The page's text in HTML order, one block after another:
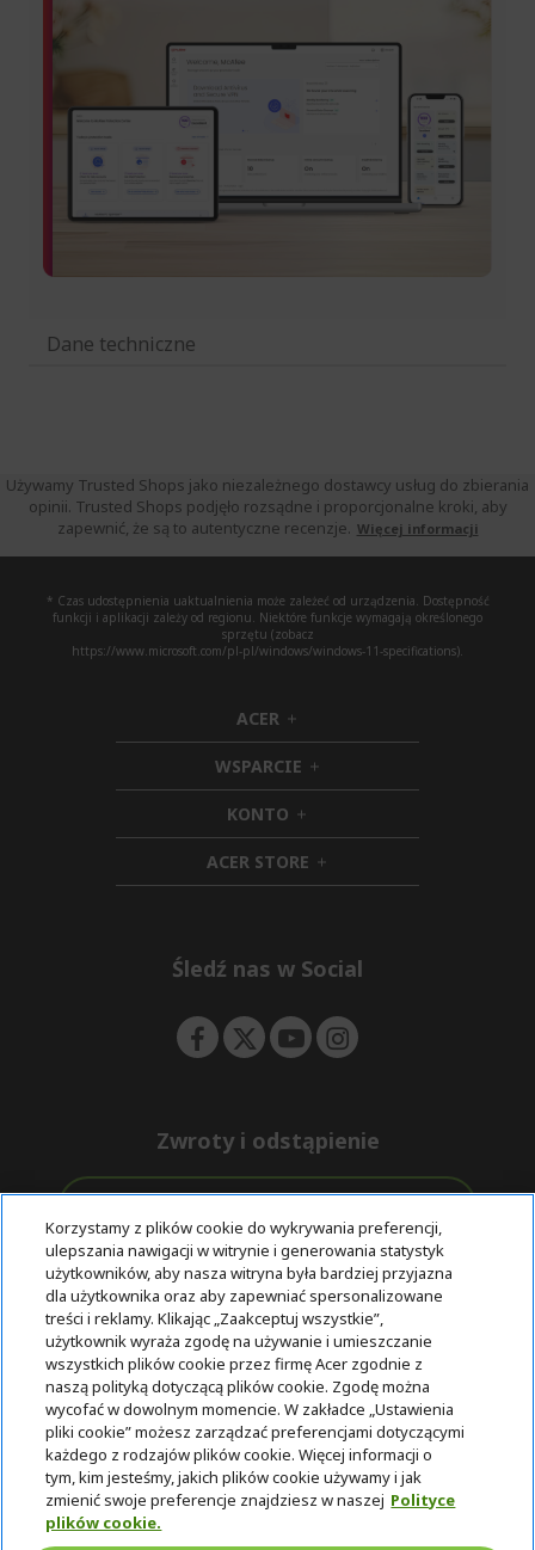
Dane techniczne
Używamy Trusted Shops jako niezależnego dostawcy usług do zbierania
opinii. Trusted Shops podjęło rozsądne i proporcjonalne kroki, aby
zapewnić, że są to autentyczne recenzje. Więcej informacji
* Czas udostępnienia uaktualnienia może zależeć od urządzenia. Dostępność
funkcji i aplikacji zależy od regionu. Niektóre funkcje wymagają określonego
sprzętu (zobacz
https://www.microsoft.com/pl-pl/windows/windows-11-specifications).
ACER h
i
d
d
e
n
WSPARCIE h
i
d
e
n
KONTO h
i
d
d
ACER STORE h
i
e
Śledź nas w Social
Zwroty i odstąpienie
Darmowa
ekspresowa
dostawa
Wsparcie
przed i po
zakupie
Bezpieczne
płatności
© 2025 Acer Inc.
Firma CPYou BV jest autoryzowanym sprzedawcą produktów i
usług oferowanych w tym sklepie.
Korzystamy z plików cookie do wykrywania preferencji,
ulepszania nawigacji w witrynie i generowania statystyk
użytkowników, aby nasza witryna była bardziej przyjazna
dla użytkownika oraz aby zapewniać spersonalizowane
treści i reklamy. Klikając „Zaakceptuj wszystkie”,
użytkownik wyraża zgodę na używanie i umieszczanie
wszystkich plików cookie przez firmę Acer zgodnie z
naszą polityką dotyczącą plików cookie. Zgodę można
wycofać w dowolnym momencie. W zakładce „Ustawienia
pliki cookie” możesz zarządzać preferencjami dotyczącymi
każdego z rodzajów plików cookie. Więcej informacji o
tym, kim jesteśmy, jakich plików cookie używamy i jak
zmienić swoje preferencje znajdziesz w naszej Polityce
plików cookie.